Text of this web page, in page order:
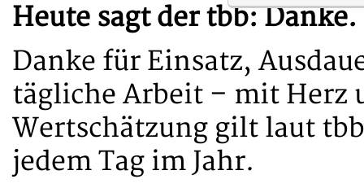
Heute sagt der tbb: Danke.
Danke für Einsatz,
tägliche Arbeit – mit Herz
Wertschätzung gilt laut
jedem Tag im Jahr.